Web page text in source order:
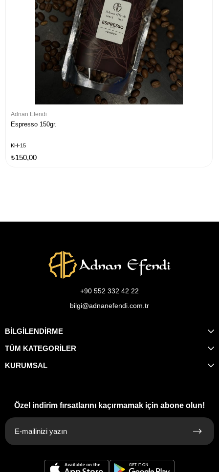
Adnan Efendi
Espresso 150gr.
KH-15
₺150,00
+90 552 332 42 22
bilgi@adnanefendi.com.tr
BİLGİLENDİRME
TÜM KATEGORİLER
KURUMSAL
Özel indirim fırsatlarını kaçırmamak için abone olun!